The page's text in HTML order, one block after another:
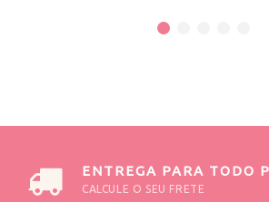
ENTREGA PARA TODO
CALCULE O SEU FRETE